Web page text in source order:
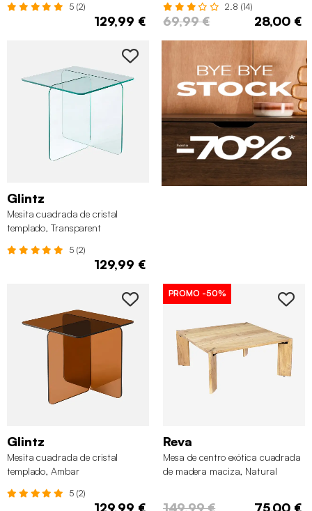
5 (2)
129,99 €
2.8 (14)
69,99 € 28,00 €
Glintz
Mesita cuadrada de cristal
templado, Transparent
5 (2)
129,99 €
Glintz
Mesita cuadrada de cristal
templado, Ambar
5 (2)
129,99 €
PROMO -50%
Reva
Mesa de centro exótica cuadrada
de madera maciza, Natural
149,99 € 75,00 €